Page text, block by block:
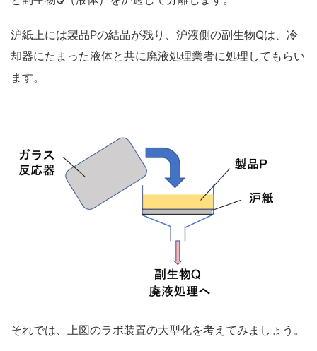
沪紙上には製品Pの結晶が残り、沪液側の副生物Qは、冷
却器にたまった液体と共に廃液処理業者に処理してもらい
ます。
それでは、上図のラボ装置の大型化を考えてみましょう。